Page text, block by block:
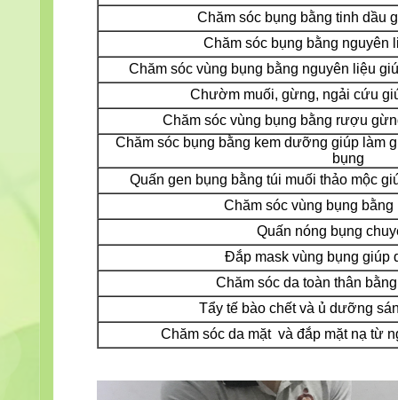
Chăm sóc bụng bằng tinh dầu
Chăm sóc bụng bằng nguyên
Chăm sóc vùng bụng bằng nguyên liệu
Chườm muối, gừng, ngải cứu
Chăm sóc vùng bụng bằng rượu
Chăm sóc bụng bằng kem dưỡng giúp làm
bụng
Quấn gen bụng bằng túi muối thảo mộc
Chăm sóc vùng bụng bằng
Quấn nóng bụng
Đắp mask vùng bụng giúp
Chăm sóc da toàn thân
Tẩy tế bào chết và ủ dưỡng
Chăm sóc da mặt và đắp mặt nạ từ